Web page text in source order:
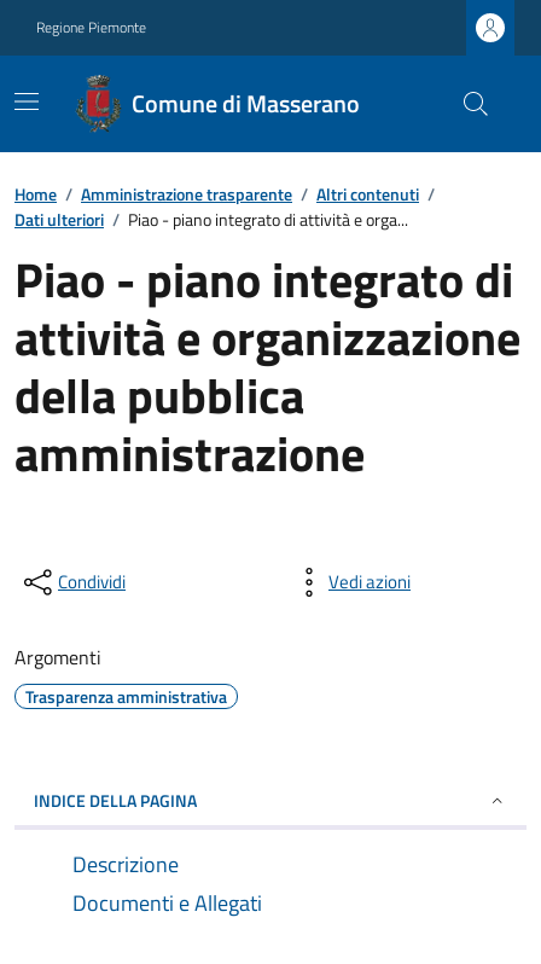
Regione Piemonte
Comune di Masserano
Home / Amministrazione trasparente / Altri contenuti /
Dati ulteriori / Piao - piano integrato di attività e orga...
Piao - piano integrato di
attività e organizzazione
della pubblica
amministrazione
Condividi Vedi azioni
Argomenti
Trasparenza amministrativa
INDICE DELLA PAGINA
Descrizione
Documenti e Allegati